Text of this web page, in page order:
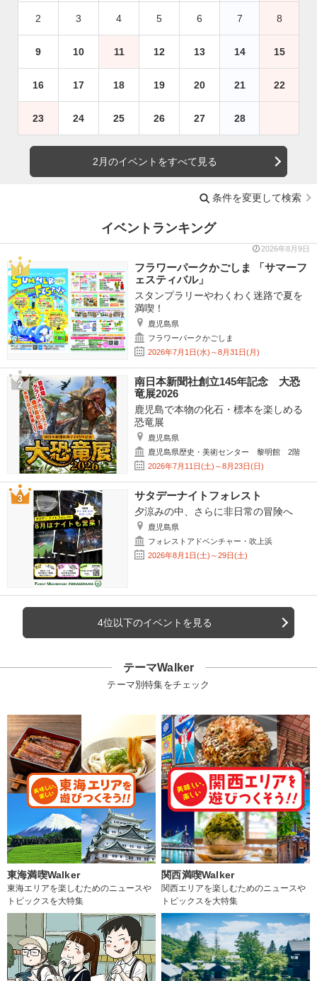
2 3 4 5 6 7 8
9 10 11 12 13 14 15
16 17 18 19 20 21 22
23 24 25 26 27 28
2月のイベントをすべて見る
条件を変更して検索
イベントランキング
2026年8月9日
フラワーパークかごしま 「サマーフ
ェスティバル」
スタンプラリーやわくわく迷路で夏を
満喫！
鹿児島県
フラワーパークかごしま
2026年7月1日(水)～8月31日(月)
南日本新聞社創立145年記念 大恐
竜展2026
鹿児島で本物の化石・標本を楽しめる
恐竜展
鹿児島県
鹿児島県歴史・美術センター 黎明館 2階
2026年7月11日(土)～8月23日(日)
サタデーナイトフォレスト
夕涼みの中、さらに非日常の冒険へ
鹿児島県
フォレストアドベンチャー・吹上浜
2026年8月1日(土)～29日(土)
4位以下のイベントを見る
テーマWalker
テーマ別特集をチェック
東海満喫Walker
東海エリアを楽しむためのニュースや
トピックスを大特集
関西満喫Walker
関西エリアを楽しむためのニュースや
トピックスを大特集